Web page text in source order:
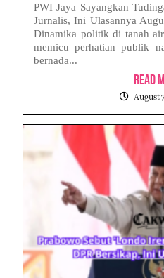
PWI Jaya Sayangkan
Jurnalis, Ini Ulasannya
Dinamika politik di tanah
memicu perhatian publik
bernada...
Read
August